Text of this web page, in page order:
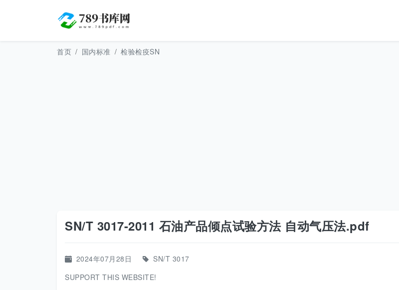
首页 国内标准 检验检疫SN
SN/T 3017-2011 石油产品倾点试验方法 自动气压法.pdf
2024年07月28日
SN/T 3017
SUPPORT THIS WEBSITE!